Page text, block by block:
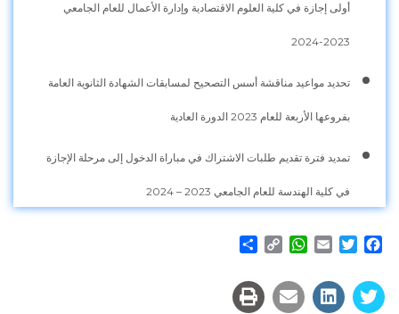
أولى إجازة في كلية العلوم الاقتصادية وإدارة الأعمال للعام الجامعي
2023-2024
تحديد مواعيد مناقشة أسس التصحيح لمسابقات الشهادة الثانوية العامة
بفروعها الأربعة للعام 2023 الدورة العادية
تمديد فترة تقديم طلبات الاشتراك في مباراة الدخول إلى مرحلة الإجازة
في كلية الهندسة للعام الجامعي 2023 – 2024
Facebook
Twitter
Email
WhatsApp
Copy